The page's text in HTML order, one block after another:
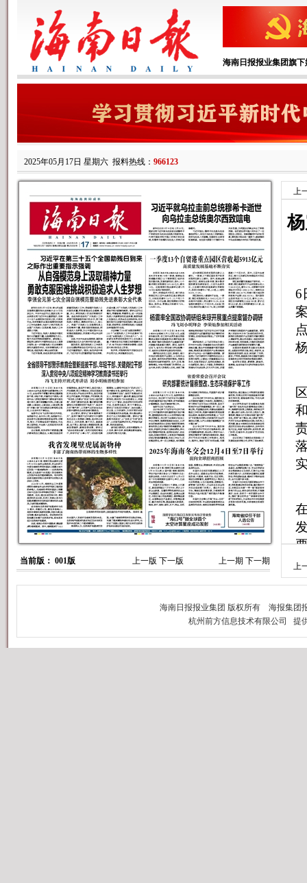
海南日报报业集团旗下
2025年05月17日 星期六 报料热线： 966123
当前版： 001版 上一版 下一版 上一期 下一期
上
6
上